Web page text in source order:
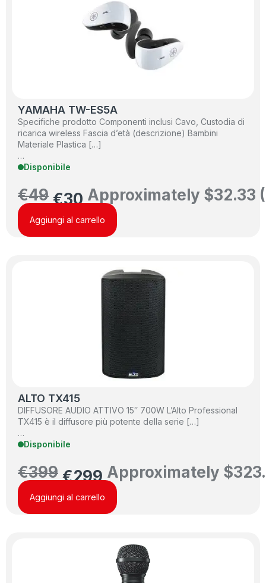
YAMAHA TW-ES5A
Specifiche prodotto Componenti inclusi ‎Cavo, Custodia di
ricarica wireless Fascia d’età (descrizione) ‎Bambini
Materiale ‎Plastica […]
…
Disponibile
€49 €30 Approximately $32.33
Aggiungi al carrello
ALTO TX415
DIFFUSORE AUDIO ATTIVO 15″ 700W L’Alto Professional
TX415 è il diffusore più potente della serie […]
…
Disponibile
€399 €299 Approximately $
Aggiungi al carrello